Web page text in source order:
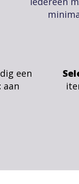
een
aan